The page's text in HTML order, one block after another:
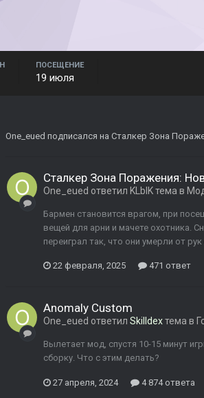
ПОСЕЩЕНИЕ
19 июля
One_eued подписался на Сталкер Зона
Сталкер Зона Поражения:
One_eued ответил KLblKтема в
Бармен становится врагом, при
вещей для арни и мачете охотника.
переиграл так, что они умерли от
22 февраля, 2025 471 ответ
Anomaly Custom
One_eued ответил Skilldexтема в
Вылетает мод, спустя 10-15 минут
сборку. Что с этим делать?
27 апреля, 2024 4 874 ответа